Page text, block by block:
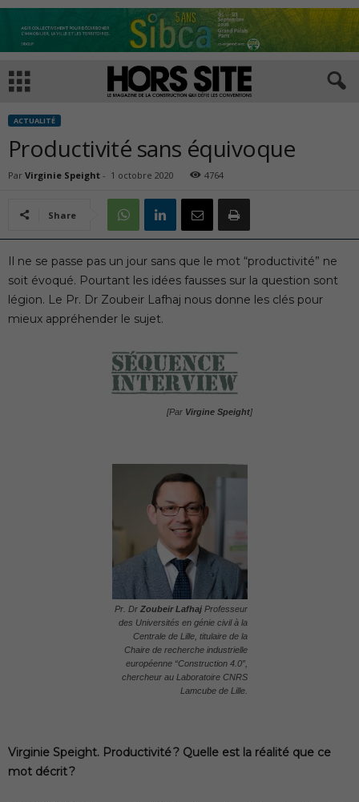
ACTUALITÉ
Productivité sans équivoque
Par Virginie Speight - 1 octobre 2020 4764
Share
Il ne se passe pas un jour sans que le mot “productivité” ne
soit évoqué. Pourtant les idées fausses sur la question sont
légion. Le Pr. Dr Zoubeir Lafhaj nous donne les clés pour
mieux appréhender le sujet.
[Par Virgine Speight]
Pr. Dr Zoubeir Lafhaj Professeur
des Universités en génie civil à la
Centrale de Lille, titulaire de la
Chaire de recherche industrielle
européenne “Construction 4.0”,
chercheur au Laboratoire CNRS
Lamcube de Lille.
Virginie Speight. Productivité ? Quelle est la réalité que ce
mot décrit ?